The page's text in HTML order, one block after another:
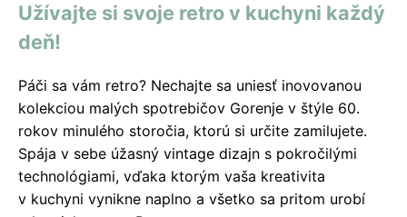
Užívajte si svoje retro v kuchyni každý
deň!
Páči sa vám retro? Nechajte sa uniesť inovovanou
kolekciou malých spotrebičov Gorenje v štýle 60.
rokov minulého storočia, ktorú si určite zamilujete.
Spája v sebe úžasný vintage dizajn s pokročilými
technológiami, vďaka ktorým vaša kreativita
v kuchyni vynikne naplno a všetko sa pritom urobí